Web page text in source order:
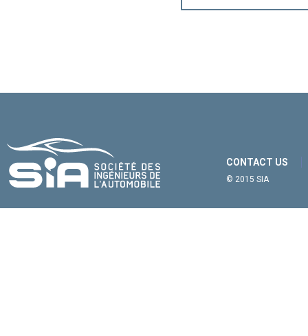
CONTACT US
© 2015 SIA